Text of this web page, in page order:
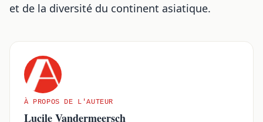
et de la diversité du continent asiatique.
À PROPOS DE L'AUTEUR
Lucile Vandermeersch